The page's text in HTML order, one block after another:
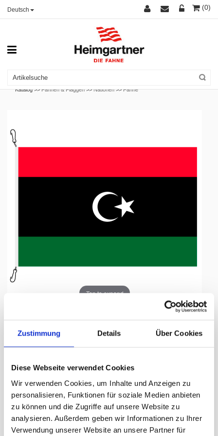
Zustimmung Details Über Cookies
Diese Webseite verwendet Cookies
Wir verwenden Cookies, um Inhalte und Anzeigen zu
personalisieren, Funktionen für soziale Medien anbieten
zu können und die Zugriffe auf unsere Website zu
analysieren. Außerdem geben wir Informationen zu Ihrer
Verwendung unserer Website an unsere Partner für
Deutsch (0)
Katalog >>Fahnen & Flaggen >>Nationen >>Fahne
Tap to expand
Libyen, 100 x 150 cm
Lieferzeit Tage:ca. 5-7 Arbeitstage
97.50 CHF